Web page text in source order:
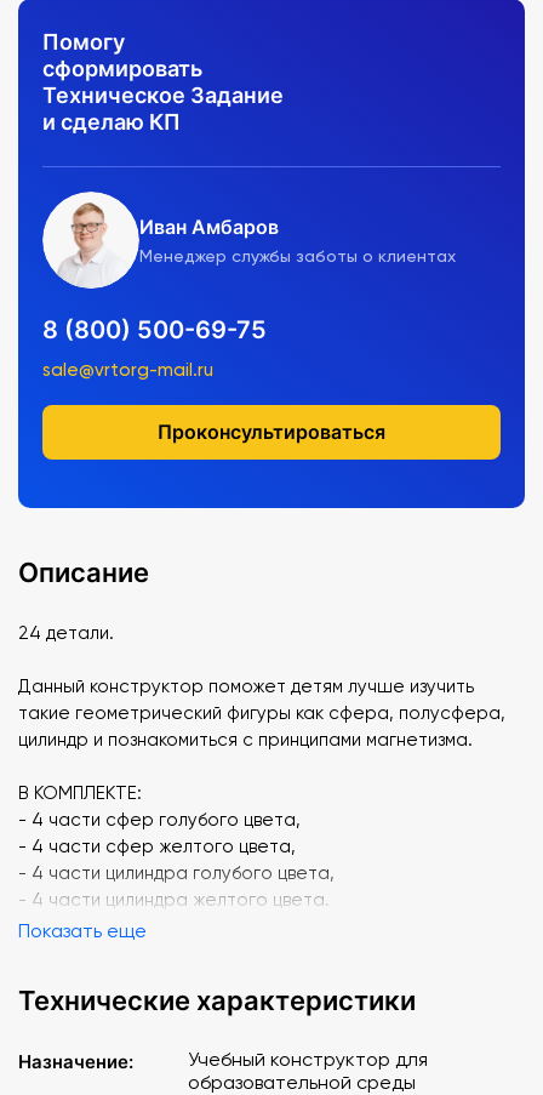
Помогу
сформировать
Техническое Задание
и сделаю КП
Иван Амбаров
Менеджер службы заботы о клиентах
8 (800) 500-69-75
sale@vrtorg-mail.ru
Проконсультироваться
Описание
24 детали.
Данный конструктор поможет детям лучше изучить
такие геометрический фигуры как сфера, полусфера,
цилиндр и познакомиться с принципами магнетизма.
В КОМПЛЕКТЕ:
- 4 части сфер голубого цвета,
- 4 части сфер желтого цвета,
- 4 части цилиндра голубого цвета,
- 4 части цилиндра желтого цвета.
Показать еще
Технические характеристики
Назначение:
Учебный конструктор для
образовательной среды